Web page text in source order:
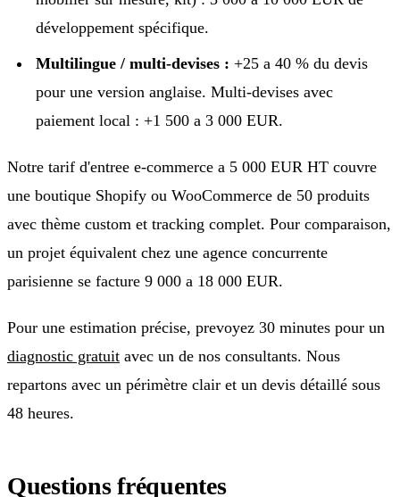
développement spécifique.
Multilingue / multi-devises : +25 a 40 % du devis
pour une version anglaise. Multi-devises avec
paiement local : +1 500 a 3 000 EUR.
Notre tarif d'entree e-commerce a 5 000 EUR HT couvre
une boutique Shopify ou WooCommerce de 50 produits
avec thème custom et tracking complet. Pour comparaison,
un projet équivalent chez une agence concurrente
parisienne se facture 9 000 a 18 000 EUR.
Pour une estimation précise, prevoyez 30 minutes pour un
diagnostic gratuit avec un de nos consultants. Nous
repartons avec un périmètre clair et un devis détaillé sous
48 heures.
Questions fréquentes